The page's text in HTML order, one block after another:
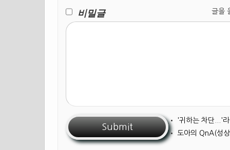
비밀글 글을
• '귀하는 차단...'
• 도아의 QnA(성